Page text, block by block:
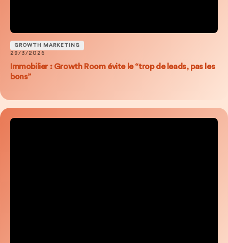
GROWTH MARKETING
29/3/2026
Immobilier : Growth Room évite le “trop de leads, pas les
bons”